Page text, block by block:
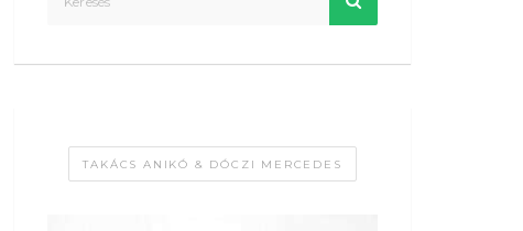
TAKÁCS ANIKÓ & DÓCZI MERCEDES